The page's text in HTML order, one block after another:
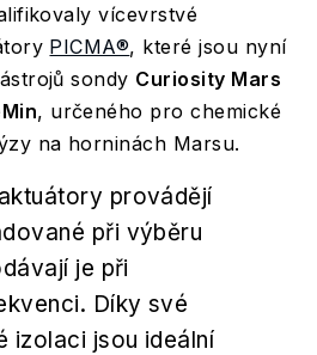
vícevrstvé
PICMA®, které jsou nyní
sondy Curiosity Mars
, určeného pro chemické
na horninách Marsu.
provádějí
při výběru
je při
Díky své
izolaci jsou ideální